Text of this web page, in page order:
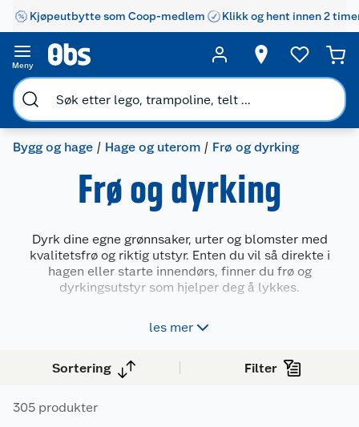
Kjøpeutbytte som Coop-medlem Klikk og hent innen 2
Meny
Bygg og hage Hage og uterom Frø og dyrking
Frø og dyrking
Dyrk dine egne grønnsaker, urter og blomster med
kvalitetsfrø og riktig utstyr. Enten du vil så direkte i
hagen eller starte innendørs, finner du frø og
dyrkingsutstyr som hjelper deg å lykkes.
Hos oss finner du et utvalg av hagefrø, spirekasser og
egenprodusert mat og vakre planter – rett fra din
les mer
Sortering Filter
305 produkter